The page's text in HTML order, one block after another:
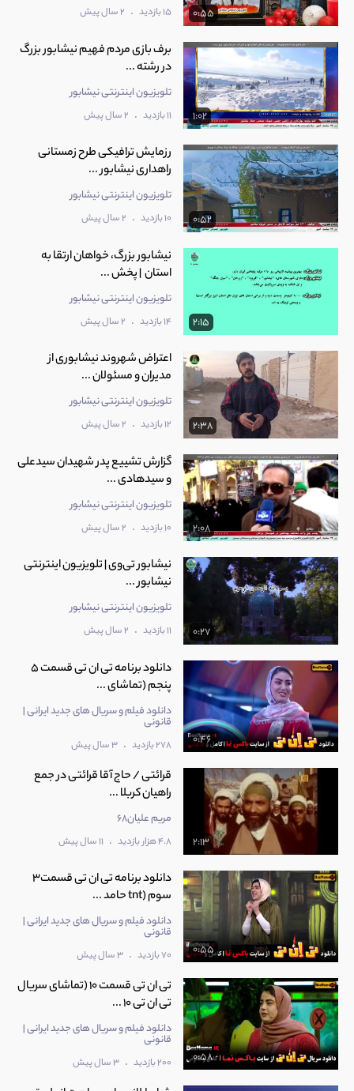
0:55 15 بازدید . 2 سال پیش
1:02
برف بازی مردم فهیم نیشابور بزرگ
در رشته‌ ...
تلویزیون اینترنتی نیشابور
11 بازدید . 2 سال پیش
0:52
رزمایش ترافیکی طرح زمستانی
راهداری نیشابور ...
تلویزیون اینترنتی نیشابور
10 بازدید . 2 سال پیش
2:15
نیشابور بزرگ، خواهان ارتقا به
استان | پخش ...
تلویزیون اینترنتی نیشابور
14 بازدید . 2 سال پیش
2:38
اعتراض شهروند نیشابوری از
مدیران و مسئولان ...
تلویزیون اینترنتی نیشابور
12 بازدید . 2 سال پیش
2:08
گزارش تشییع پدر شهیدان سیدعلی
و سیدهادی ...
تلویزیون اینترنتی نیشابور
10 بازدید . 2 سال پیش
0:27
نیشابور تی‌وی | تلویزیون اینترنتی
نیشابور ...
تلویزیون اینترنتی نیشابور
11 بازدید . 2 سال پیش
0:46
دانلود برنامه تی ان تی قسمت 5
پنجم (تماشای ...
دانلود فیلم و سریال های جدید ایرانی |
قانونی
278 بازدید . 3 سال پیش
2:13
قرائتی / حاج آقا قرائتی در جمع
راهیان كربلا ...
مریم علیان68
4.8 هزار بازدید . 11 سال پیش
0:55
دانلود برنامه تی ان تی قسمت3
سوم (tnt حامد ...
دانلود فیلم و سریال های جدید ایرانی |
قانونی
70 بازدید . 3 سال پیش
0:58
تی ان تی قسمت 10 (تماشای سریال
تی ان تی 10 ...
دانلود فیلم و سریال های جدید ایرانی |
قانونی
200 بازدید . 3 سال پیش